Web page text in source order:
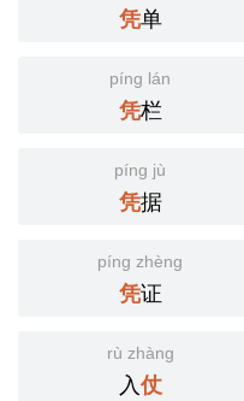
凭单
píng lán
凭栏
píng jù
凭据
píng zhèng
凭证
rù zhàng
入仗